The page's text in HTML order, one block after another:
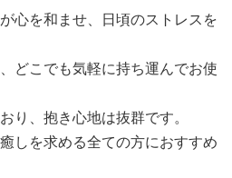
心を和ませ、日頃のストレスを
どこでも気軽に持ち運んでお使
り、抱き心地は抜群です。
しを求める全ての方におすすめ